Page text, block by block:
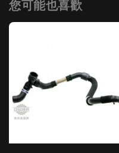
您可能也喜歡